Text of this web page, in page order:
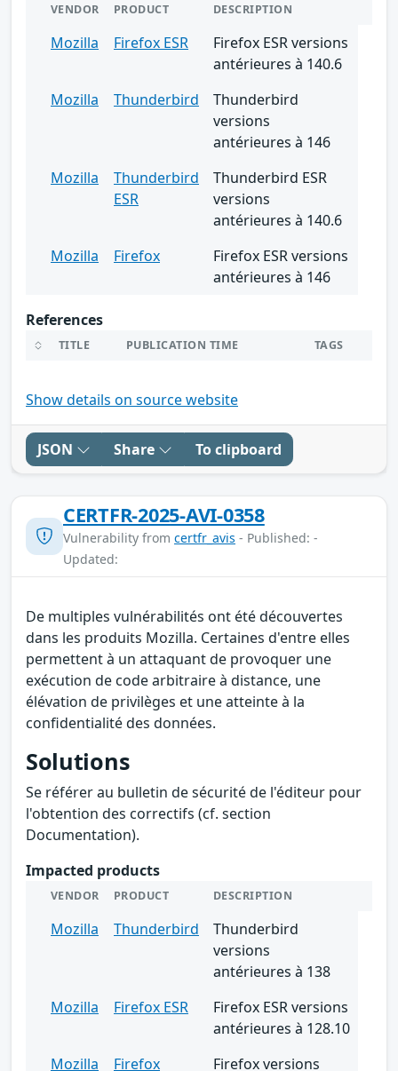
VENDOR PRODUCT DESCRIPTION
Mozilla Firefox ESR
Firefox ESR versions
antérieures à 140.6
Mozilla
Thunderbird
Thunderbird
versions
antérieures à 146
Mozilla
Thunderbird
ESR
Thunderbird ESR
versions
antérieures à 140.6
Mozilla
Firefox
Firefox ESR versions
antérieures à 146
References
TITLE PUBLICATION TIME TAGS
Show details on source website
JSON Share To clipboard
CERTFR-2025-AVI-0358
Vulnerability from certfr_avis - Published: -
Updated:
De multiples vulnérabilités ont été découvertes
dans les produits Mozilla. Certaines d'entre elles
permettent à un attaquant de provoquer une
exécution de code arbitraire à distance, une
élévation de privilèges et une atteinte à la
confidentialité des données.
Solutions
Se référer au bulletin de sécurité de l'éditeur pour
l'obtention des correctifs (cf. section
Documentation).
Impacted products
VENDOR PRODUCT DESCRIPTION
Mozilla Thunderbird
Thunderbird
versions
antérieures à 138
Mozilla
Firefox ESR
Firefox ESR versions
antérieures à 128.10
Mozilla
Firefox Firefox versions